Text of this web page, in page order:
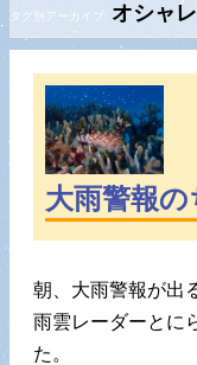
タグ別アーカイブ: オシャ
大雨警報
朝、大雨警報が出
雨雲レーダーとに
た。